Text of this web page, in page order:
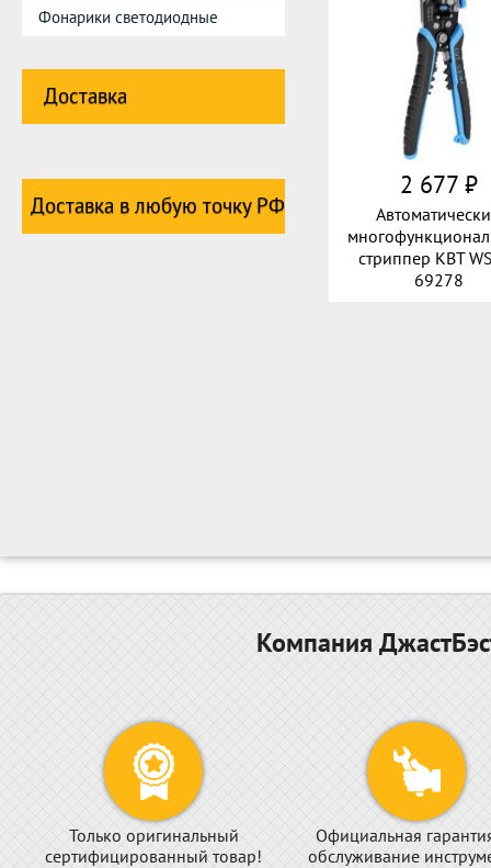
Фонарики светодиодные
Доставка
Доставка в любую точку РФ
2 677 ₽
стриппер КВТ
69278
Компания
Только оригинальный
сертифицированный товар!
Официальная
обслуживание